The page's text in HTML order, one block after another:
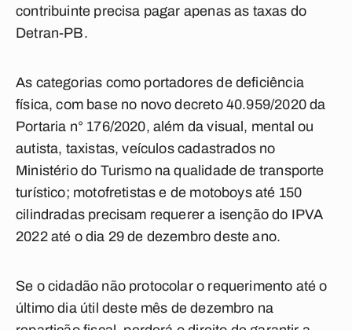
contribuinte precisa pagar apenas as taxas do
Detran-PB.
As categorias como portadores de deficiência
física, com base no novo decreto 40.959/2020 da
Portaria n° 176/2020, além da visual, mental ou
autista, taxistas, veículos cadastrados no
Ministério do Turismo na qualidade de transporte
turístico; motofretistas e de motoboys até 150
cilindradas precisam requerer a isenção do IPVA
2022 até o dia 29 de dezembro deste ano.
Se o cidadão não protocolar o requerimento até o
último dia útil deste mês de dezembro na